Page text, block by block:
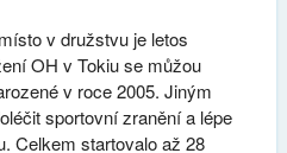
v družstvu je letos
OH v Tokiu se můžou
v roce 2005. Jiným
sportovní zranění a lépe
Celkem startovalo až 28